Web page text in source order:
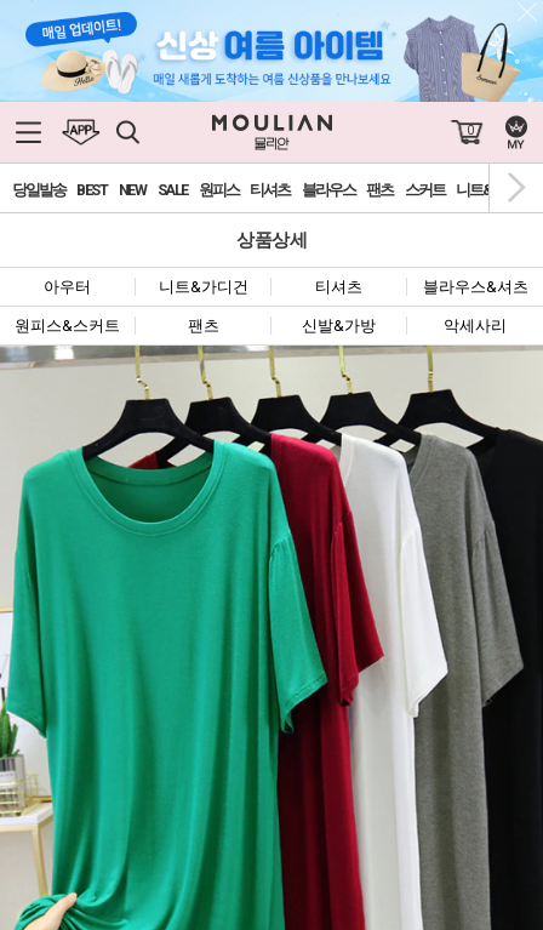
0
당일발송 BEST NEW SALE 원피스 티셔츠 블라우스 팬츠 스커트 니트&가디건
상품상세
아우터 니트&가디건 티셔츠 블라우스&셔츠
원피스&스커트 팬츠 신발&가방 악세사리